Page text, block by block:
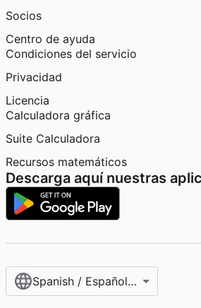
Socios
Centro de ayuda
Condiciones del servicio
Privacidad
Licencia
Calculadora gráfica
Suite Calculadora
Recursos matemáticos
Descarga aquí nuestras
Spanish / Español (internacional)